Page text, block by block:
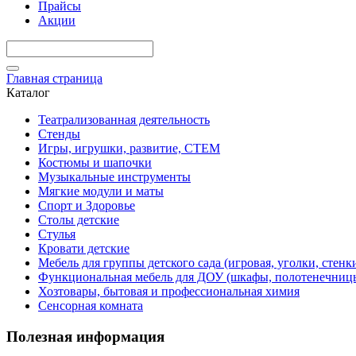
Прайсы
Акции
Главная страница
Каталог
Театрализованная деятельность
Стенды
Игры, игрушки, развитие, СТЕМ
Костюмы и шапочки
Музыкальные инструменты
Мягкие модули и маты
Спорт и Здоровье
Столы детские
Стулья
Кровати детские
Мебель для группы детского сада (игровая, уголки,
Функциональная мебель для ДОУ (шкафы,
Хозтовары, бытовая и профессиональная химия
Сенсорная комната
Полезная информация